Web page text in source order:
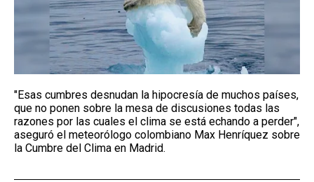
"Esas cumbres desnudan la hipocresía de muchos países,
que no ponen sobre la mesa de discusiones todas las
razones por las cuales el clima se está echando a perder",
aseguró el meteorólogo colombiano Max Henríquez sobre
la Cumbre del Clima en Madrid.